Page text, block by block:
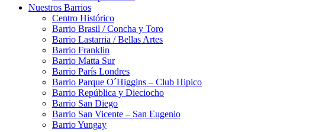
Nuestros Barrios
Centro Histórico
Barrio Brasil / Concha y Toro
Barrio Lastarria / Bellas Artes
Barrio Franklin
Barrio Matta Sur
Barrio Parí­s Londres
Barrio Parque O´Higgins – Club Hipico
Barrio República y Dieciocho
Barrio San Diego
Barrio San Vicente – San Eugenio
Barrio Yungay